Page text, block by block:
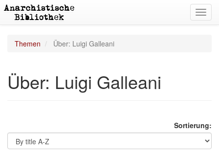
Themen Über: Luigi Galleani
Über: Luigi Galleani
Sortierung: